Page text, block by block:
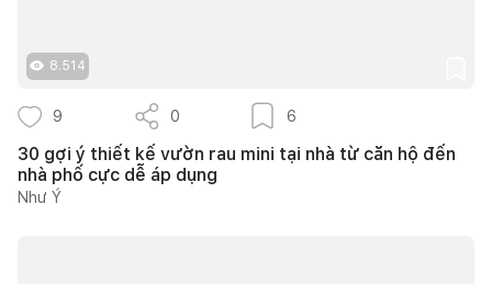
8.514
9 0 6
30 gợi ý thiết kế vườn rau mini tại nhà từ căn hộ đến
nhà phố cực dễ áp dụng
Như Ý